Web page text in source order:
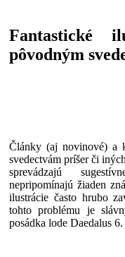
Fantastické
pôvodným
Články (aj novinové) a
svedectvám príšer či
sprevádzajú
nepripomínajú žiaden
ilustrácie často hrubo
tohto problému je
posádka lode Daedalus